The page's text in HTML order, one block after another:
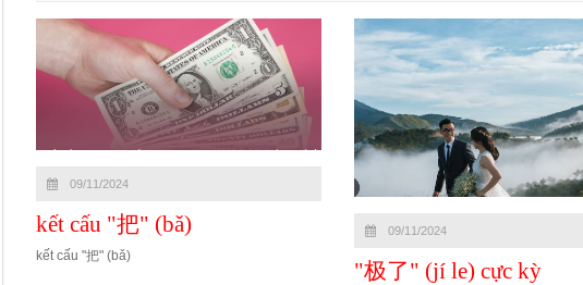
09/11/2024
kết cấu "把" (bǎ)
kết cấu "把" (bǎ)
09/11/2024
"极了" (jí le) cực kỳ